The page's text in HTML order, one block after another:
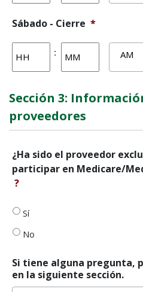
Sábado - Cierre *
:
Sección 3:
proveedores
¿Ha
sido
el
proveedor
alguna
vez
de
participación
en
Medicare/Medicaid?
¿Ha sido el proveedor
participar en Medicare/
?
Sí
No
Si tiene alguna pregunta,
en la siguiente sección.